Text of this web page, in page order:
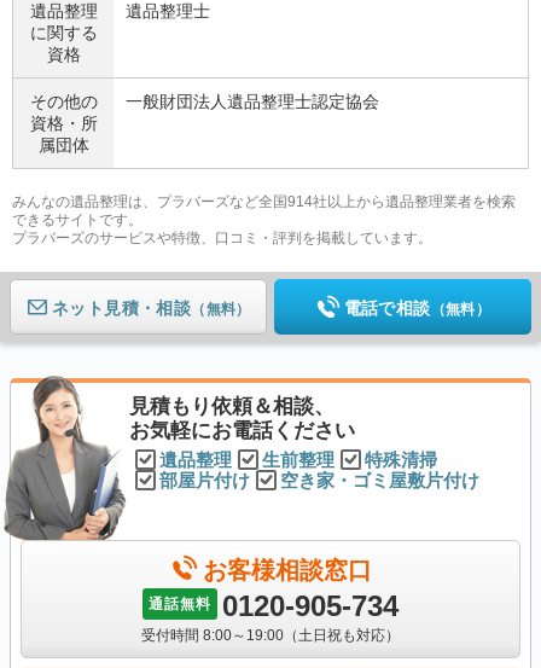
遺品整理
に関する
資格
遺品整理士
その他の
資格・ 所
属団体
一般財団法人遺品整理士認定協会
みんなの遺品整理は、プラバーズなど全国914社以上から遺品整理業者を検索
できるサイトです。
プラバーズのサービスや特徴、口コミ・評判を掲載しています。
ネット見積 （無料） 電話で相談 （無料）
見積もり依頼＆相談、
お気軽にお電話ください
遺品整理 生前整理
特殊清掃
部屋片付け
空き家・ゴミ屋敷片付け
お客様相談窓口
通話無料 0120-905-734
受付時間 8:00～19:00（土日祝も対応）